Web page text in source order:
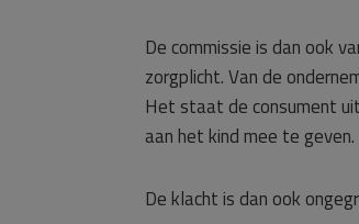
De commissie is dan ook
zorgplicht. Van de
Het staat de consument
aan het kind mee te geven.
De klacht is dan ook